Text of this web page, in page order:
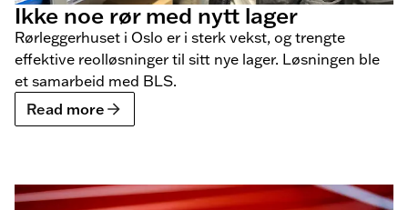
Ikke noe rør med nytt lager
Rørleggerhuset i Oslo er i sterk vekst, og trengte
effektive reolløsninger til sitt nye lager. Løsningen ble
et samarbeid med BLS.
Read more